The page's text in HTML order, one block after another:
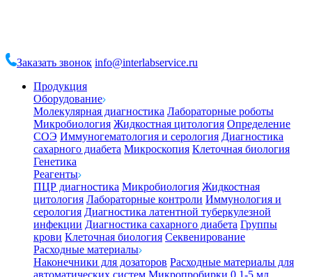
Заказать звонок info@interlabservice.ru
Продукция
Оборудование
Молекулярная диагностика Лабораторные роботы
Микробиология Жидкостная цитология Определение
СОЭ Иммуногематология и серология Диагностика
сахарного диабета Микроскопия Клеточная биология
Генетика
Реагенты
ПЦР диагностика Микробиология Жидкостная
цитология Лабораторные контроли Иммунология и
серология Диагностика латентной туберкулезной
инфекции Диагностика сахарного диабета Группы
крови Клеточная биология Секвенирование
Расходные материалы
Наконечники для дозаторов Расходные материалы для
автоматических систем Микропробирки 0,1-5 мл